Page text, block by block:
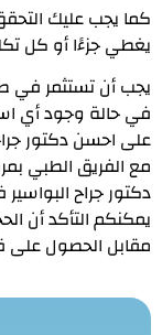
كما يجب عليك
يغطي جزءًا أو كل
يجب أن تستثمر في
في حالة وجود أي
على احسن دكتور
مع الفريق الطبي
دكتور جراح
يمكنكم التأكد أن
مقابل الحصول على